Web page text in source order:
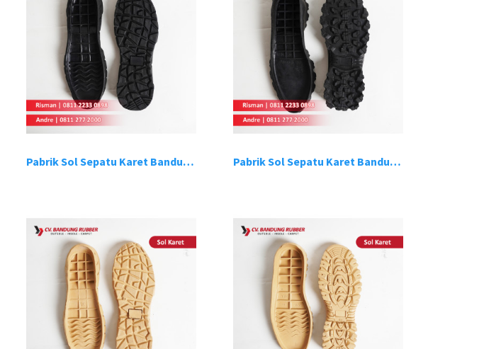
Pabrik Sol Sepatu Karet Bandung 15 Pabrik Sol Sepatu Karet Bandung 16